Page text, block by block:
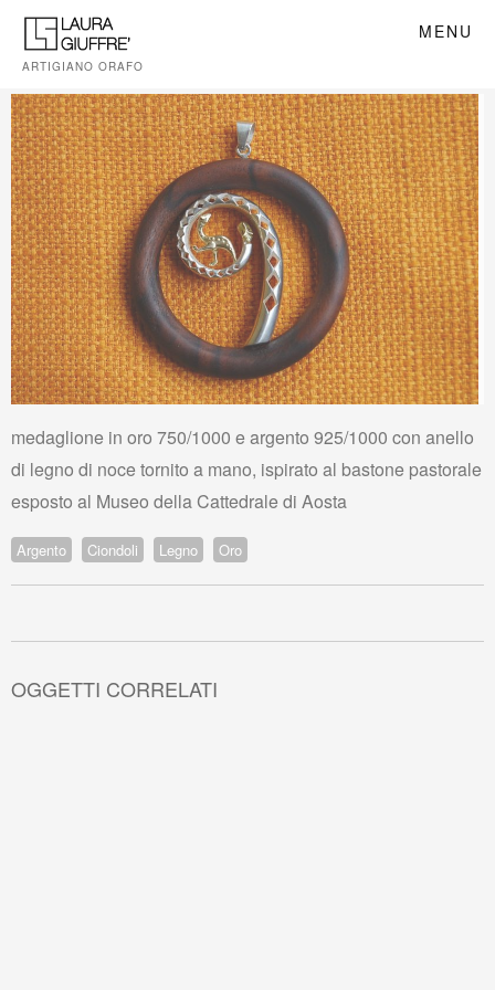
ARTIGIANO ORAFO
MENU
medaglione in oro 750/1000 e argento 925/1000 con anello
di legno di noce tornito a mano, ispirato al bastone pastorale
esposto al Museo della Cattedrale di Aosta
Argento Ciondoli Legno Oro
OGGETTI CORRELATI